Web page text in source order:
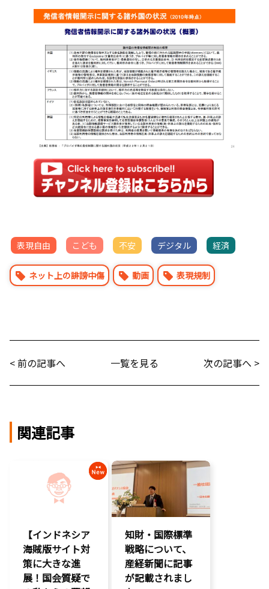
表現自由 こども 不安 デジタル 経済
ネット上の誹謗中傷 動画 表現規制
< 前の記事へ 一覧を見る 次の記事へ >
関連記事
【インドネシア
海賊版サイト対
策に大きな進
展！国会質疑で
知財・国際標準
戦略について、
産経新聞に記事
が記載されまし